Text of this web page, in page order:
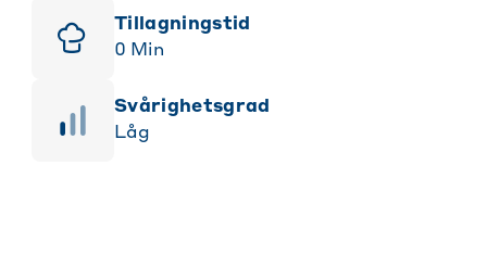
Tillagningstid
0 Min
svårighetsgrad
Låg